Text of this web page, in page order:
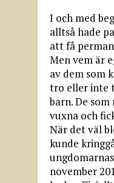
I och med
alltså hade
att få
Men vem är
av dem som
tro eller inte
barn. De
vuxna och
När det väl
kunde
november